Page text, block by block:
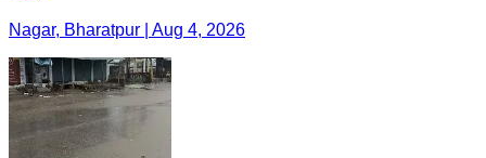
Nagar, Bharatpur | Aug 4, 2026